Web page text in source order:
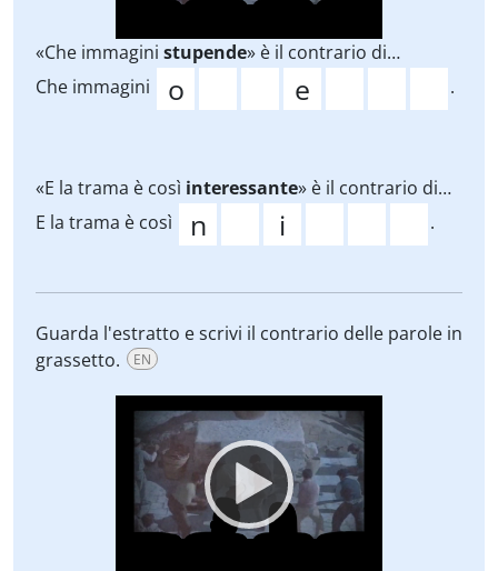
«Che immagini stupende» è il contrario di…
Che immagini
.
«E la trama è così interessante» è il contrario di…
E la trama è così
.
Guarda l'estratto e scrivi il contrario delle parole in
grassetto.
EN
Video
Player